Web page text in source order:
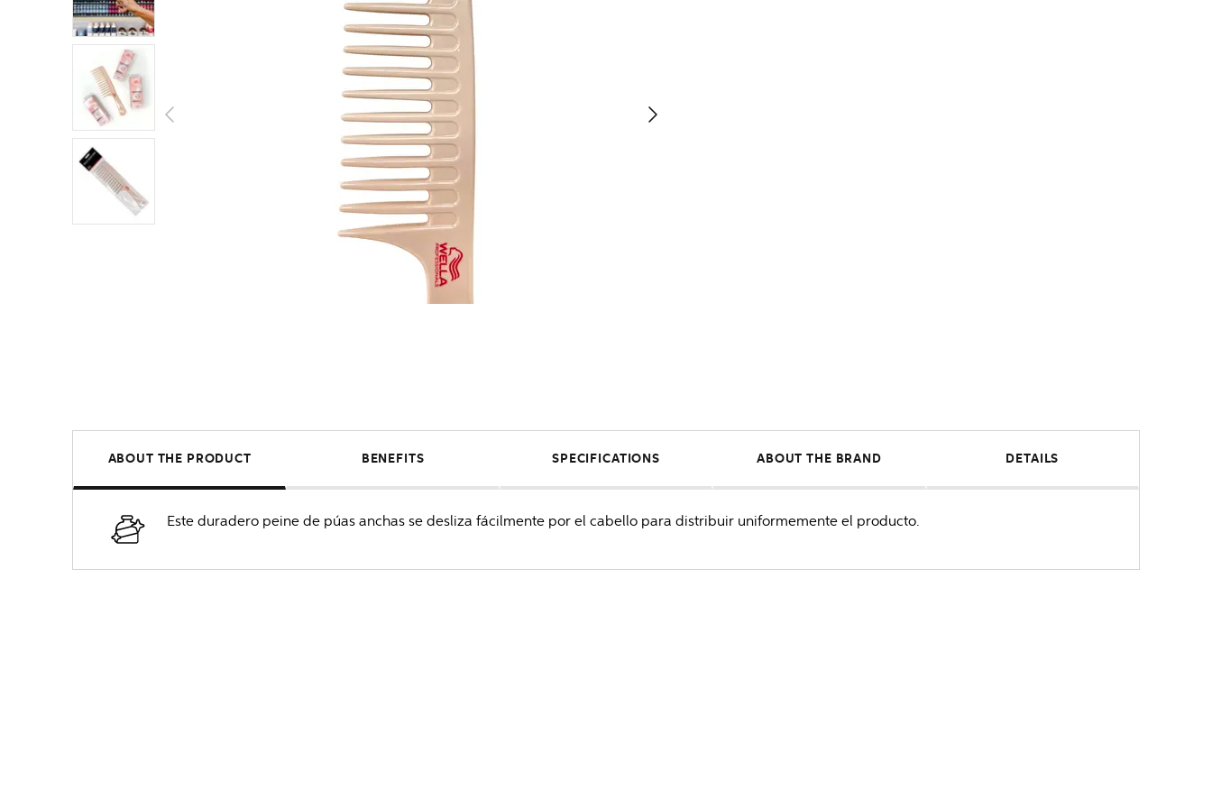
ABOUT THE PRODUCT BENEFITS SPECIFICATIONS ABOUT THE BRAND DETAILS
Este duradero peine de púas anchas se desliza fácilmente por el cabello para distribuir uniformemente el producto.